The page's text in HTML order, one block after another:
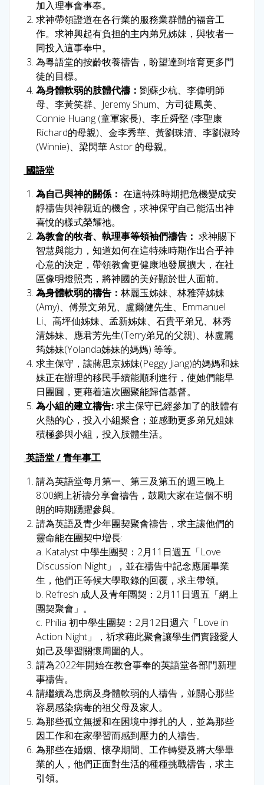
加入理事會事奉。
求神帶領證道在各行業的服務業群體的福音工
作。求神興起有負担的主内弟兄姊妹，與牧者一
同投入這事奉中。
為粵語堂的按齡牧養禱告，盼望達到培育更多門
徒的目標。
為身體軟弱的肢體代禱： 劉蘇少杭、李偉明師
母、李黃笑群、Jeremy Shum、方司徒鳳美、
Connie Huang (童軍家長)、李丘舜堅 (李聖康
Richard的母親)、金李秀華、黃劉珠清、李劉淑玲
(Winnie)、梁閃華 Astor 的母親。
國語堂
為自己與神的關係： 在這特殊時期把危機變成安
靜禱告與神親近的機會，求神保守自己能活出神
喜悅的樣式榮耀祂。
為教會的牧者、執理事等領袖們禱告： 求神賜下
智慧與能力，知道如何在這特殊時期作出合乎神
心意的決定，帶領教會更健康地發展擴大，在社
區像明燈照亮，將神國的美好顯於世人面前。
為身體軟弱的禱告： 林麗玉姊妹、林雅萍姊妹
(Amy)、傅景文弟兄、盧爾健先生、Emmanuel
Li、高坪仙姊妹、孟新姊妹、石貴平弟兄、林秀
清姊妹、應君芳先生(Terry弟兄的父親)、林盧麗
筠姊妹(Yolanda姊妹的媽媽) 等等。
求主保守，讓蔣思京姊妹(Peggy Jiang)的媽媽和妹
妹正在辦理的移民手續能順利進行，使她們能早
日團圓，更藉着這次團聚能歸信基督。
為小組的建立禱告:求主保守已經參加了的肢體有
火熱的心，投入小組聚會；並感動更多弟兄姐妹
積極參與小組，投入肢體生活。
英語堂/青年事工
請為英語堂每月第一、第三及第五的週三晚上
8:00網上祈禱分享會禱告，鼓勵大家在這個不明
朗的時期踴躍參與。
請為英語及青少年團契聚會禱告，求主讓他們的
靈命能在團契中増長:
a. Katalyst 中學生團契：2月11日週五「Love
Discussion Night」，並在禱告中記念應届畢業
生，他們正等候大學取錄的回覆，求主帶領。
b. Refresh 成人及青年團契：2月11日週五「網上
團契聚會」。
c. Philia 初中學生團契：2月12日週六「Love in
Action Night」，祈求藉此聚會讓學生們實踐愛人
如己及學習關懷周圍的人。
請為2022年開始在教會事奉的英語堂各部門新理
事禱告。
請繼續為患病及身體軟弱的人禱告，並關心那些
容易感染病毒的祖父母及家人。
為那些孤立無援和在困境中掙扎的人，並為那些
因工作和在家學習而感到壓力的人禱告。
為那些在婚姻、懷孕期間、工作轉變及將大學畢
業的人，他們正面對生活的種種挑戰禱告，求主
引領。